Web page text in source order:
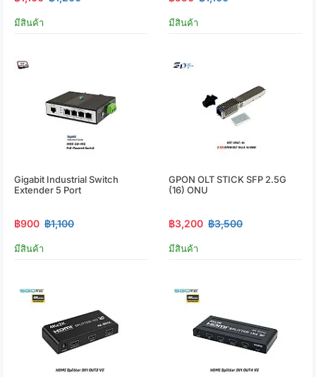
มีสินค้า มีสินค้า
Gigabit Industrial Switch
Extender 5 Port
฿900 ฿1,100
มีสินค้า
GPON OLT STICK SFP 2.5G
(16) ONU
฿3,200 ฿3,500
มีสินค้า